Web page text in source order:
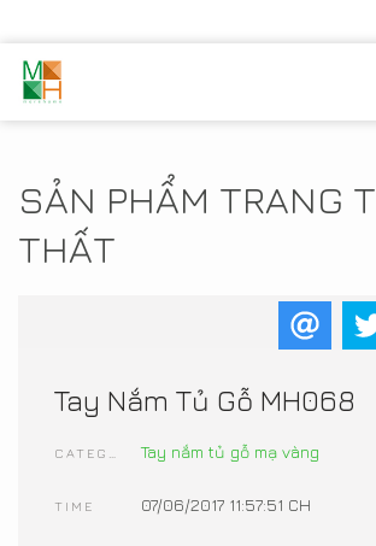
SẢN PHẨM TRANG
THẤT
Tay Nắm Tủ Gỗ MH068
Tay nắm tủ gỗ mạ vàng
TIME 07/06/2017 11:57:51 CH